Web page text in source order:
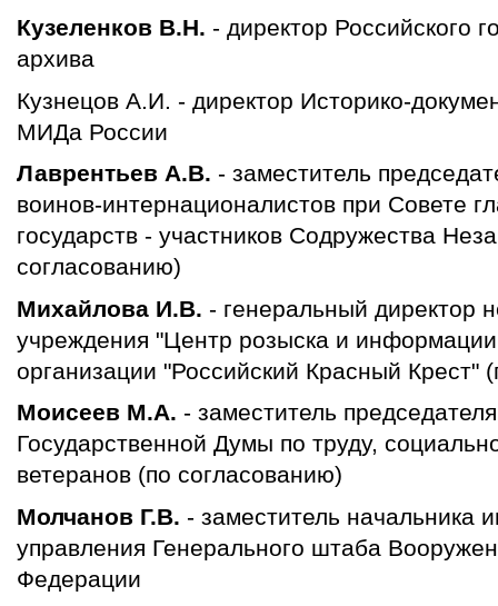
Кузеленков В.Н. - директор Российского
архива
Кузнецов А.И. - директор Историко-
МИДа России
Лаврентьев А.В. - заместитель
воинов-интернационалистов при Совете
государств - участников Содружества
согласованию)
Михайлова И.В. - генеральный директор
учреждения "Центр розыска и
организации "Российский Красный Крест"
Моисеев М.А. - заместитель
Государственной Думы по труду,
ветеранов (по согласованию)
Молчанов Г.В. - заместитель начальника
управления Генерального штаба
Федерации